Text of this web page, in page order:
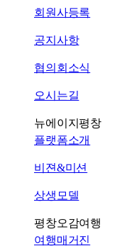
회원사등록
공지사항
협의회소식
오시는길
뉴에이지평창
플랫폼소개
비젼&미션
상생모델
평창오감여행
여행매거진